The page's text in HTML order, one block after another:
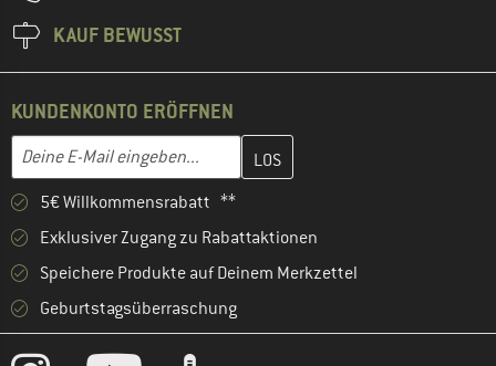
KAUF BEWUSST
KUNDENKONTO ERÖFFNEN
E-Mail-Adresse
Gib hier deine E-Mail-Adresse ein und erstelle im nächsten
5€ Willkommensrabatt **
Exklusiver Zugang zu Rabattaktionen
Speichere Produkte auf Deinem Merkzettel
Geburtstagsüberraschung